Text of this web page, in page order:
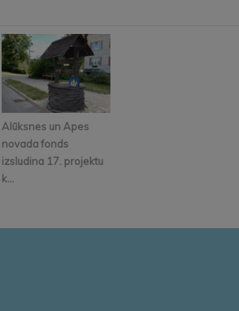
Alūksnes un Apes
novada fonds
izsludina 17. projektu
k...